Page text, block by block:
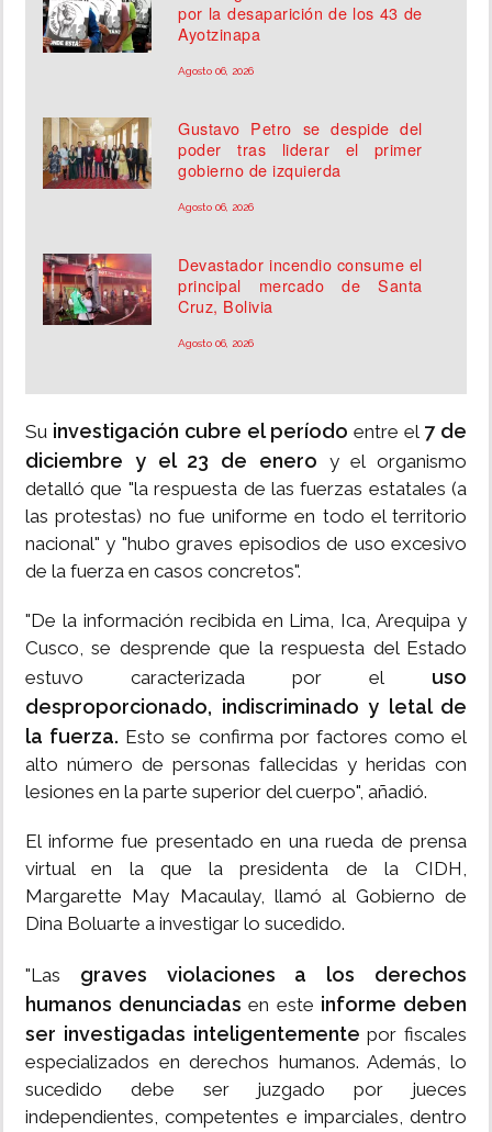
por la desaparición de los 43 de
Ayotzinapa
Agosto 06, 2026
Gustavo Petro se despide del
poder tras liderar el primer
gobierno de izquierda
Agosto 06, 2026
Devastador incendio consume el
principal mercado de Santa
Cruz, Bolivia
Agosto 06, 2026
Su investigación cubre el período entre el 7 de
diciembre y el 23 de enero y el organismo
detalló que "la respuesta de las fuerzas estatales (a
las protestas) no fue uniforme en todo el territorio
nacional" y "hubo graves episodios de uso excesivo
de la fuerza en casos concretos".
"De la información recibida en Lima, Ica, Arequipa y
Cusco, se desprende que la respuesta del Estado
estuvo caracterizada por el uso
desproporcionado, indiscriminado y letal de
la fuerza. Esto se confirma por factores como el
alto número de personas fallecidas y heridas con
lesiones en la parte superior del cuerpo", añadió.
El informe fue presentado en una rueda de prensa
virtual en la que la presidenta de la CIDH,
Margarette May Macaulay, llamó al Gobierno de
Dina Boluarte a investigar lo sucedido.
"Las graves violaciones a los derechos
humanos denunciadas en este informe deben
ser investigadas inteligentemente por fiscales
especializados en derechos humanos. Además, lo
sucedido debe ser juzgado por jueces
independientes, competentes e imparciales, dentro